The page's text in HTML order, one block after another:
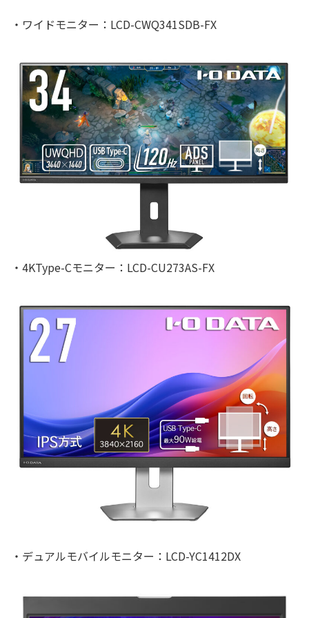
・ワイドモニター：LCD-CWQ341SDB-FX
・4KType-Cモニター：LCD-CU273AS-FX
・デュアルモバイルモニター：LCD-YC1412DX